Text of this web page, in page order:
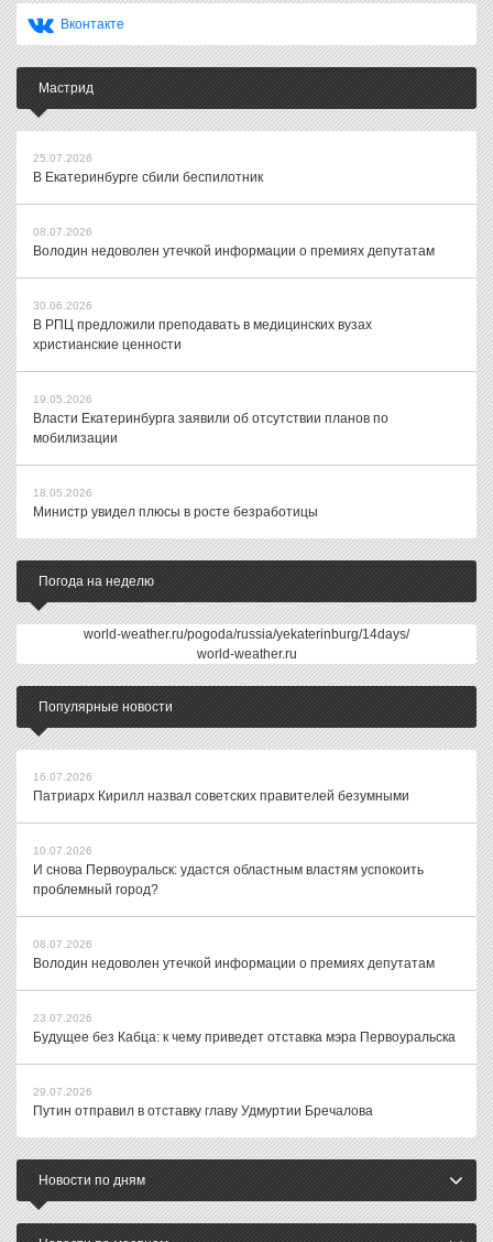
Вконтакте
Мастрид
25.07.2026
В Екатеринбурге сбили беспилотник
08.07.2026
Володин недоволен утечкой информации о премиях депутатам
30.06.2026
В РПЦ предложили преподавать в медицинских вузах
христианские ценности
19.05.2026
Власти Екатеринбурга заявили об отсутствии планов по
мобилизации
18.05.2026
Министр увидел плюсы в росте безработицы
Погода на неделю
world-weather.ru/pogoda/russia/yekaterinburg/14days/
world-weather.ru
Популярные новости
16.07.2026
Патриарх Кирилл назвал советских правителей безумными
10.07.2026
И снова Первоуральск: удастся областным властям успокоить
проблемный город?
08.07.2026
Володин недоволен утечкой информации о премиях депутатам
23.07.2026
Будущее без Кабца: к чему приведет отставка мэра Первоуральска
29.07.2026
Путин отправил в отставку главу Удмуртии Бречалова
Новости по дням